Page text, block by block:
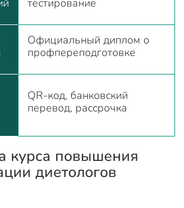
Официальный диплом о
профпереподготовке
QR-код, банковский
перевод, рассрочка
курса повышения
диетологов